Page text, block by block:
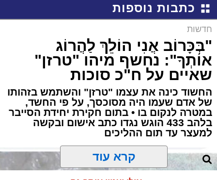
כתבות נוספות
חדשות
"בְּכָּרוֹב אֲנִי הוֹלֵךְ לַהֲרוֹג
אוֹתְךָ": נחשף מיהו "טרזן"
שאיים על ח"כ סוכות
החשוד כינה את עצמו "טרזן" והשתמש בזהותו
של אדם שעמו היה מסוכסך, על פי החשד,
במטרה לנקום בו • בתום חקירת יחידת הסייבר
בלהב 433 הוגש נגדו כתב אישום ובקשה
למעצר עד תום ההליכים
קרא עוד